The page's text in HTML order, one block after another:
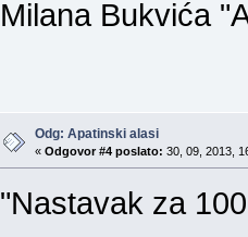
Milana Bukvića
Odg: Apatinski alasi
« Odgovor #4 poslato: 30, 09, 2013,
"Nastavak za